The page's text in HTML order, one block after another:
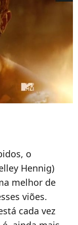
o
Hennig)
melhor de
viões.
cada vez